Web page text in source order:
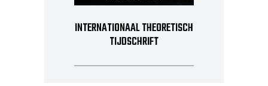
INTERNATIONAAL THEORETISCH
TIJDSCHRIFT